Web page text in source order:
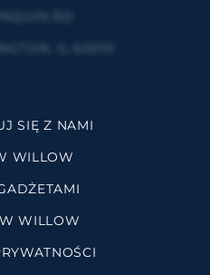
SIĘ Z NAMI
WILLOW
WILLOW